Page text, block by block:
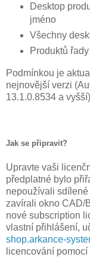
Desktop
jméno
Všechny
Produktů
Podmínkou je
nejnovější verzi
13.1.0.8534 a
Jak se připravit?
Upravte vaši
předplatné bylo
nepoužívali
zavírali okno CAD/
nové subscription
vlastní přihlášení,
shop.arkance-
licencování pomocí